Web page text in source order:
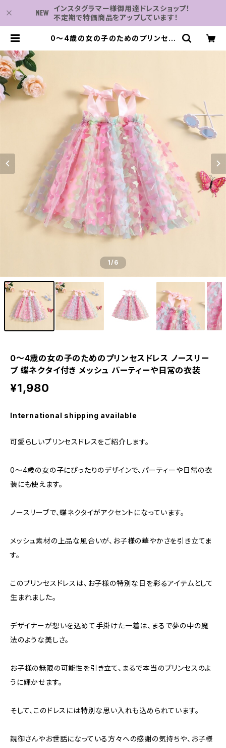
インスタグラマー様御用達ドレスショップ！
不定期で特価商品をアップしています！
0〜4歳の女の子のためのプリンセス
1/6
0〜4歳の女の子のためのプリンセスドレス ノースリー
ブ 蝶ネクタイ付き メッシュ パーティーや日常の衣装
¥1,980
International shipping available
可愛らしいプリンセスドレスをご紹介します。
0〜4歳の女の子にぴったりのデザインで、パーティーや日常の衣
装にも使えます。
ノースリーブで、蝶ネクタイがアクセントになっています。
メッシュ素材の上品な風合いが、お子様の華やかさを引き立てま
す。
このプリンセスドレスは、お子様の特別な日を彩るアイテムとして
生まれました。
デザイナーが想いを込めて手掛けた一着は、まるで夢の中の魔
法のような美しさ。
お子様の無限の可能性を引き立て、まるで本当のプリンセスのよ
うに輝かせます。
そして、このドレスには特別な思い入れも込められています。
親御さんやお世話になっている方々への感謝の気持ちや、お子様